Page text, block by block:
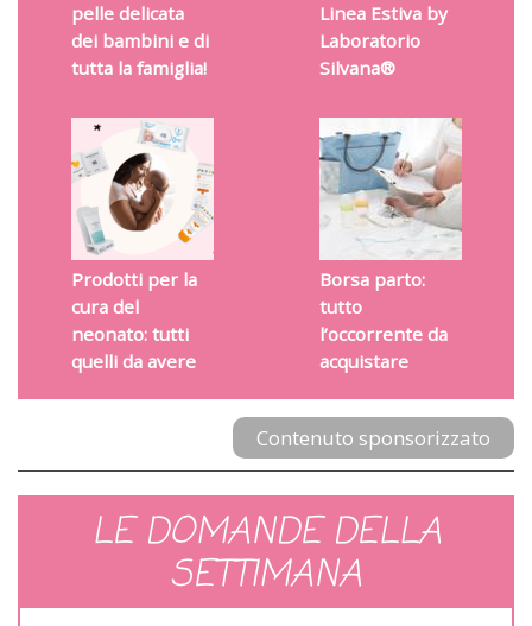
pelle delicata
dei bambini e di
tutta la famiglia!
Linea Estiva by
Laboratorio
Silvana®
Prodotti per la
cura del
neonato: tutti
quelli da avere
Borsa parto:
tutto
l’occorrente da
acquistare
Contenuto sponsorizzato
LE DOMANDE DELLA
SETTIMANA